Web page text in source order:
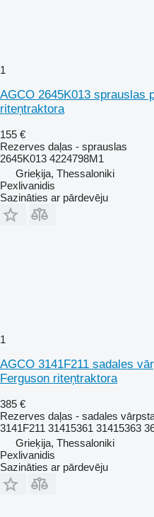
1
AGCO 2645K013 sprauslas
riteņtraktora
155 €
Rezerves daļas - sprauslas
2645K013 4224798M1
Grieķija, Thessaloniki
Pexlivanidis
Sazināties ar pārdevēju
1
AGCO 3141F211 sadales
Ferguson riteņtraktora
385 €
Rezerves daļas - sadales
3141F211 31415361 31415363
Grieķija, Thessaloniki
Pexlivanidis
Sazināties ar pārdevēju